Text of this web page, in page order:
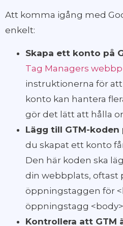
Att komma igång med
enkelt:
Skapa ett konto på
Tag Managers
instruktionerna för
konto kan hantera
gör det lätt att hålla
Lägg till GTM-
du skapat ett konto
Den här koden ska
din webbplats, oftast
öppningstaggen för
öppningstagg
Kontrollera att GTM